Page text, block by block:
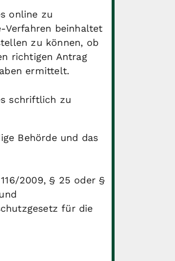
online zu
Verfahren beinhaltet
zu können, ob
richtigen Antrag
ermittelt.
schriftlich zu
Behörde und das
2009, § 25 oder §
für die